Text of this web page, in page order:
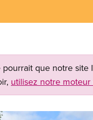
que notre
utilisez notre